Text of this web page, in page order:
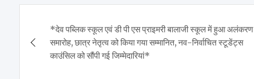
navigation
*देव पब्लिक स्कूल एवं डी पी एस प्राइमरी बालाजी स्कूल में हुआ अलंकरण
समारोह, छात्र नेतृत्व को किया गया सम्मानित, नव-निर्वाचित स्टूडेंट्स
काउंसिल को सौंपी गई जिम्मेदारियां*